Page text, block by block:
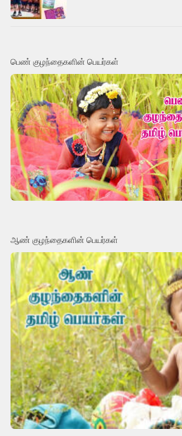
பெண் குழந்தைகளின் பெயர்கள்
ஆண் குழந்தைகளின் பெயர்கள்